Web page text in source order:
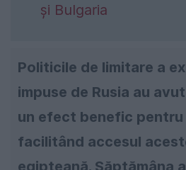
și Bulgaria
Politicile de limitare a
impuse de Rusia au
un efect benefic pentru
facilitând accesul